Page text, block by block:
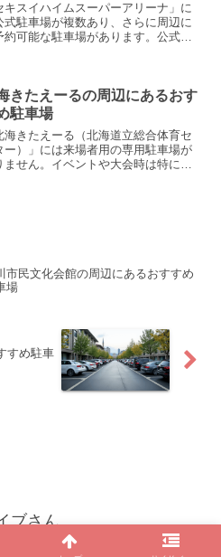
キスイハイムスーパーアリーナ」に
式駐車場が複数あり、さらに周辺に
約可能な駐車場があります。公式駐
～2...
きたえーるの周辺にあるおす
駐車場
海きたえーる（北海道立総合体育セ
ー）」には来場者用の専用駐車場が
ません。イベントや大会時は特に、
市民文化会館の周辺にあるおすすめ
場
すめ駐車
ブさん
ライブさん.